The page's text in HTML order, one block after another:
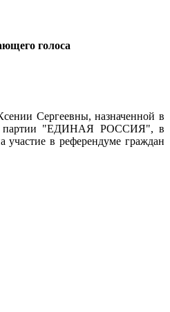
голоса
Сергеевны, назначенной в
партии "ЕДИНАЯ РОССИЯ", в
в референдуме граждан